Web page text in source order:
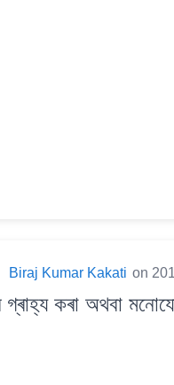
Biraj Kumar Kakati on
কৰা অথবা